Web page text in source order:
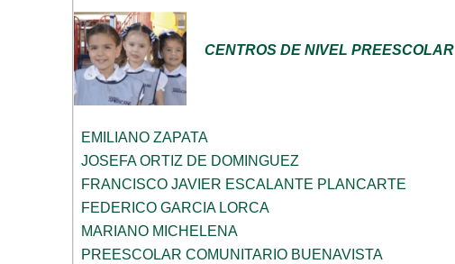
CENTROS DE NIVEL PREESCOLAR
EMILIANO ZAPATA
JOSEFA ORTIZ DE DOMINGUEZ
FRANCISCO JAVIER ESCALANTE PLANCARTE
FEDERICO GARCIA LORCA
MARIANO MICHELENA
PREESCOLAR COMUNITARIO BUENAVISTA